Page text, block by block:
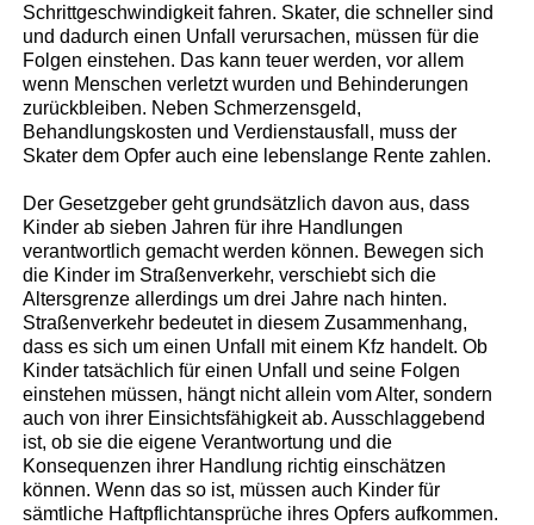
Schrittgeschwindigkeit fahren. Skater, die schneller sind
und dadurch einen Unfall verursachen, müssen für die
Folgen einstehen. Das kann teuer werden, vor allem
wenn Menschen verletzt wurden und Behinderungen
zurückbleiben. Neben Schmerzensgeld,
Behandlungskosten und Verdienstausfall, muss der
Skater dem Opfer auch eine lebenslange Rente zahlen.
Der Gesetzgeber geht grundsätzlich davon aus, dass
Kinder ab sieben Jahren für ihre Handlungen
verantwortlich gemacht werden können. Bewegen sich
die Kinder im Straßenverkehr, verschiebt sich die
Altersgrenze allerdings um drei Jahre nach hinten.
Straßenverkehr bedeutet in diesem Zusammenhang,
dass es sich um einen Unfall mit einem Kfz handelt. Ob
Kinder tatsächlich für einen Unfall und seine Folgen
einstehen müssen, hängt nicht allein vom Alter, sondern
auch von ihrer Einsichtsfähigkeit ab. Ausschlaggebend
ist, ob sie die eigene Verantwortung und die
Konsequenzen ihrer Handlung richtig einschätzen
können. Wenn das so ist, müssen auch Kinder für
sämtliche Haftpflichtansprüche ihres Opfers aufkommen.